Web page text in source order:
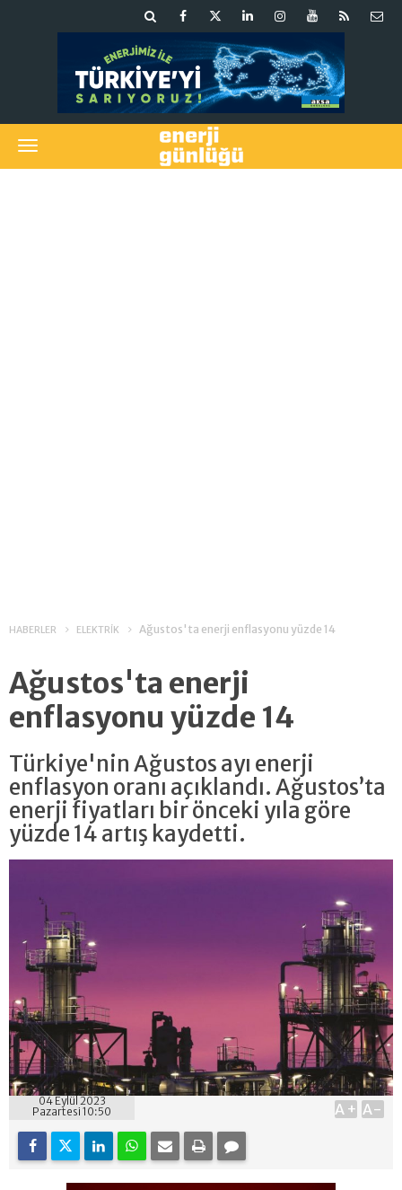
HABERLER ELEKTRİK Ağustos'ta enerji enflasyonu yüzde 14
Ağustos'ta enerji
enflasyonu yüzde 14
Türkiye'nin Ağustos ayı enerji
enflasyon oranı açıklandı. Ağustos’ta
enerji fiyatları bir önceki yıla göre
yüzde 14 artış kaydetti.
04 Eylül 2023
Pazartesi 10:50
A+ A-